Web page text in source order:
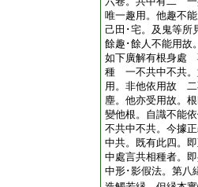
唯一趣用。他趣不
己田･宅。及鬼等所
餘趣･餘人不能用故
如下廣解有根身處
種 一不共中不共。
用。非他依用故 二
塵。他亦受用故。
變他根。自識不能
不共中不共。今據
中共。既有此四。
中處言共相種者。
中形･影假法。第